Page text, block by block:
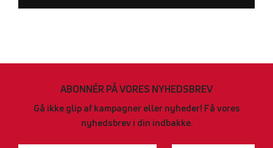
ABONNÉR PÅ VORES NYHEDSBREV
Gå ikke glip af kampagner eller nyheder! Få vores
nyhedsbrev i din indbakke.